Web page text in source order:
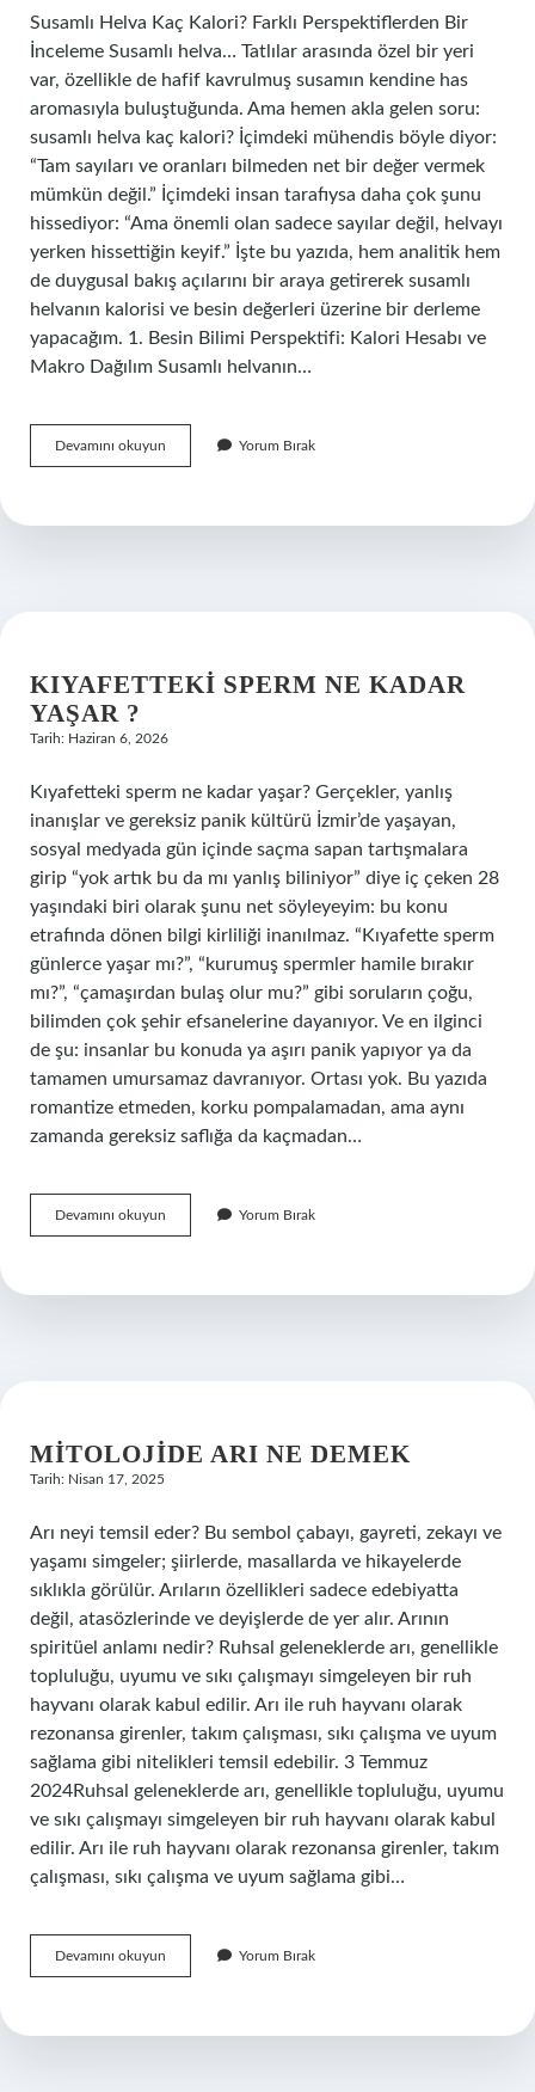
Susamlı Helva Kaç Kalori? Farklı Perspektiflerden Bir
İnceleme Susamlı helva… Tatlılar arasında özel bir yeri
var, özellikle de hafif kavrulmuş susamın kendine has
aromasıyla buluştuğunda. Ama hemen akla gelen soru:
susamlı helva kaç kalori? İçimdeki mühendis böyle diyor:
“Tam sayıları ve oranları bilmeden net bir değer vermek
mümkün değil.” İçimdeki insan tarafıysa daha çok şunu
hissediyor: “Ama önemli olan sadece sayılar değil, helvayı
yerken hissettiğin keyif.” İşte bu yazıda, hem analitik hem
de duygusal bakış açılarını bir araya getirerek susamlı
helvanın kalorisi ve besin değerleri üzerine bir derleme
yapacağım. 1. Besin Bilimi Perspektifi: Kalori Hesabı ve
Makro Dağılım Susamlı helvanın…
Devamını okuyun
helva
?
Yorum Bırak
KIYAFETTEKI SPERM NE KADAR
YAŞAR ?
Tarih: Haziran 6, 2026
Kıyafetteki sperm ne kadar yaşar? Gerçekler, yanlış
inanışlar ve gereksiz panik kültürü İzmir’de yaşayan,
sosyal medyada gün içinde saçma sapan tartışmalara
girip “yok artık bu da mı yanlış biliniyor” diye iç çeken 28
yaşındaki biri olarak şunu net söyleyeyim: bu konu
etrafında dönen bilgi kirliliği inanılmaz. “Kıyafette sperm
günlerce yaşar mı?”, “kurumuş spermler hamile bırakır
mı?”, “çamaşırdan bulaş olur mu?” gibi soruların çoğu,
bilimden çok şehir efsanelerine dayanıyor. Ve en ilginci
de şu: insanlar bu konuda ya aşırı panik yapıyor ya da
tamamen umursamaz davranıyor. Ortası yok. Bu yazıda
romantize etmeden, korku pompalamadan, ama aynı
zamanda gereksiz saflığa da kaçmadan…
Devamını okuyun Kıyafetteki
sperm
yaşar
Yorum Bırak
MITOLOJIDE ARI NE DEMEK
Tarih: Nisan 17, 2025
Arı neyi temsil eder? Bu sembol çabayı, gayreti, zekayı ve
yaşamı simgeler; şiirlerde, masallarda ve hikayelerde
sıklıkla görülür. Arıların özellikleri sadece edebiyatta
değil, atasözlerinde ve deyişlerde de yer alır. Arının
spiritüel anlamı nedir? Ruhsal geleneklerde arı, genellikle
topluluğu, uyumu ve sıkı çalışmayı simgeleyen bir ruh
hayvanı olarak kabul edilir. Arı ile ruh hayvanı olarak
rezonansa girenler, takım çalışması, sıkı çalışma ve uyum
sağlama gibi nitelikleri temsil edebilir. 3 Temmuz
2024Ruhsal geleneklerde arı, genellikle topluluğu, uyumu
ve sıkı çalışmayı simgeleyen bir ruh hayvanı olarak kabul
edilir. Arı ile ruh hayvanı olarak rezonansa girenler, takım
çalışması, sıkı çalışma ve uyum sağlama gibi…
Devamını okuyun Mitolojide
Arı
Yorum Bırak